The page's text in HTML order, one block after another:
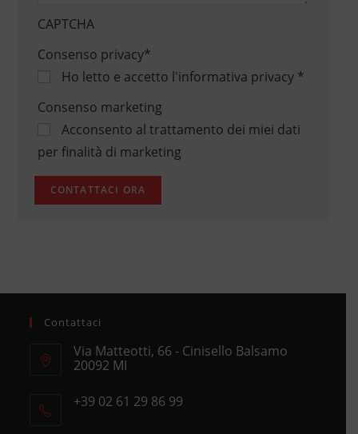
CAPTCHA
Consenso privacy*
Ho letto e accetto l'informativa privacy*
Consenso marketing
Acconsento al trattamento dei miei dati
per finalità di marketing
Contattaci
Via Matteotti, 66 - Cinisello Balsamo
20092 MI
in
+39 02 61 29 86 99